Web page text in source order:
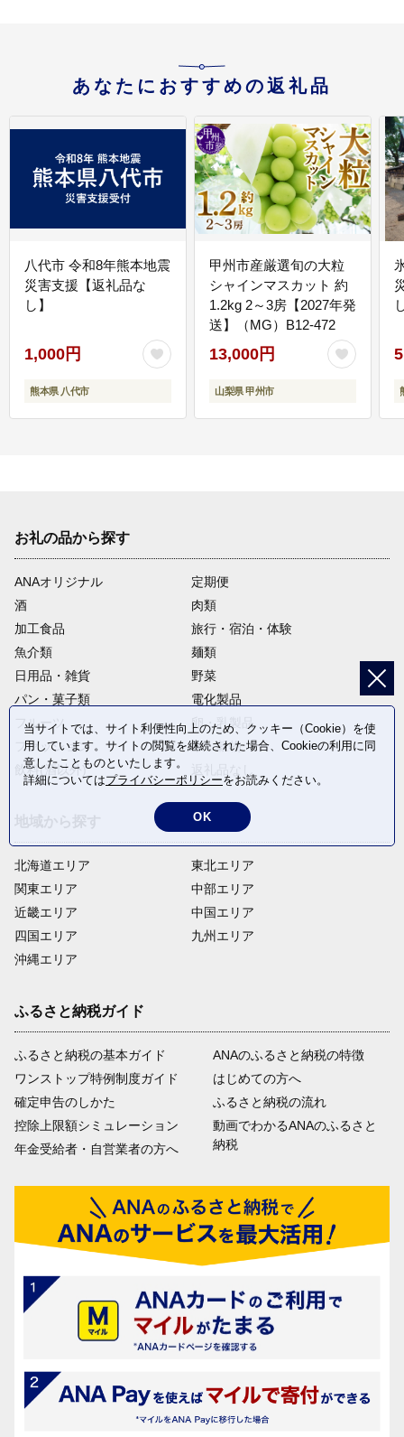
あなたにおすすめの返礼品
八代市 令和8年熊本地震
災害支援【返礼品な
し】
1,000円
熊本県 八代市
甲州市産厳選旬の大粒
シャインマスカット 約
1.2kg 2～3房【2027年発
送】（MG）B12-472
13,000円
山梨県 甲州市
お礼の品から探す
ANAオリジナル
定期便
酒
肉類
加工食品
旅行・宿泊・体験
魚介類
麺類
日用品・雑貨
野菜
パン・菓子類
電化製品
フルーツ
卵・乳製品
ファッション
米・穀物
飲料(酒以外)
北海道エリア
関東エリア
近畿エリア
四国エリア
沖縄エリア
東北エリア
中部エリア
中国エリア
九州エリア
ふるさと納税ガイド
ふるさと納税の基本ガイド
ワンストップ特例制度ガイド
確定申告のしかた
控除上限額シミュレーション
年金受給者・自営業者の方へ
ANAのふるさと納税の特徴
はじめての方へ
ふるさと納税の流れ
動画でわかるANAのふるさと
納税
当サイトでは、サイト利便性向上のため、クッキー（Cookie）を使
用しています。サイトの閲覧を継続された場合、Cookieの利用に同
意したことものといたします。
詳細についてはプライバシーポリシーをお読みください。
OK